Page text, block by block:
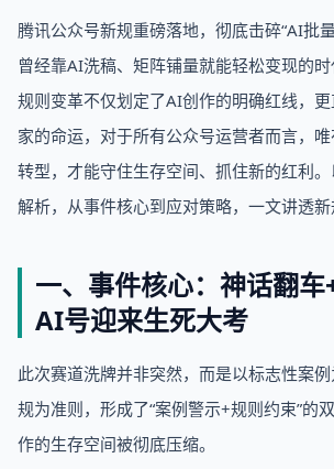
腾讯公众号新规重磅落地，彻底击碎“AI批量
曾经靠AI洗稿、矩阵铺量就能轻松变现的
规则变革不仅划定了AI创作的明确红线，
家的命运，对于所有公众号运营者而言，
转型，才能守住生存空间、抓住新的红利
解析，从事件核心到应对策略，一文讲透新
一、事件核心：神话翻车
AI号迎来生死大考
此次赛道洗牌并非突然，而是以标志性案
规为准则，形成了“案例警示+规则约束”的
作的生存空间被彻底压缩。